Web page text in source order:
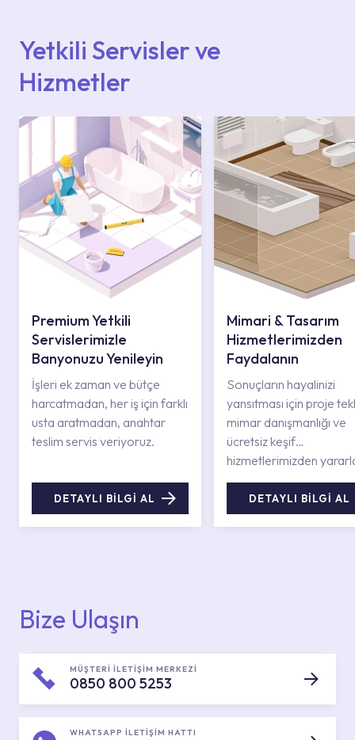
Yetkili Servisler ve
Hizmetler
Premium Yetkili
Servislerimizle
Banyonuzu Yenileyin
İşleri ek zaman ve bütçe
harcatmadan, her iş için farklı
usta aratmadan, anahtar
teslim servis veriyoruz.
DETAYLI BİLGİ AL
Mimari & Tasarım
Hizmetlerimizden
Faydalanın
Sonuçların hayalinizi
yansıtması için proje
mimar danışmanlığı ve
ücretsiz keşif
hizmetlerimizden
DETAYLI BİLGİ AL
Bize Ulaşın
MÜŞTERİ İLETİŞİM MERKEZİ
0850 800 5253
WHATSAPP İLETİŞİM HATTI